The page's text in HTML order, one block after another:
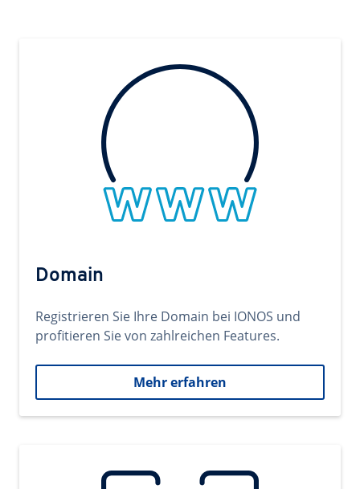
Domain
Registrieren Sie Ihre Domain bei IONOS und
profitieren Sie von zahlreichen Features.
Mehr erfahren